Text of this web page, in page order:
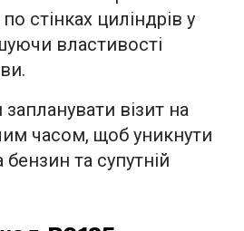
стінках циліндрів у
властивості
візит на
часом, щоб уникнути
та супутній